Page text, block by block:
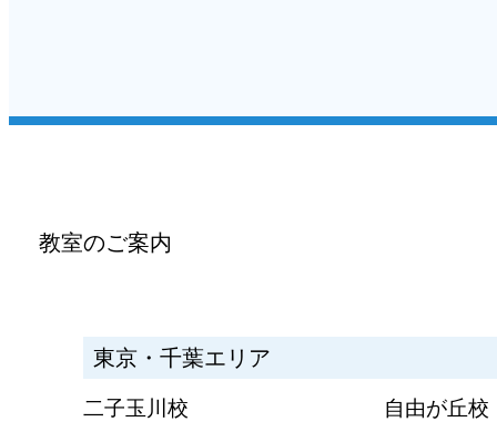
教室のご案内
東京・千葉エリア
二子玉川校
自由が丘校